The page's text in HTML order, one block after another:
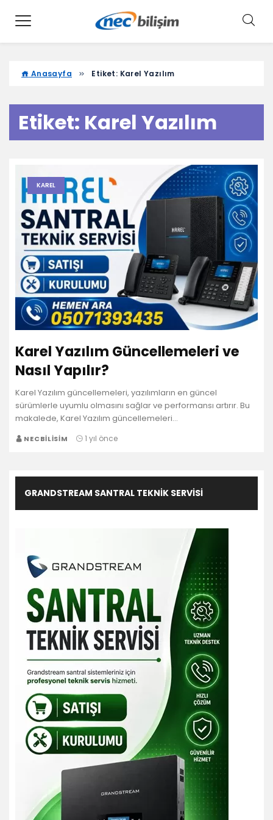
Anasayfa Etiket: Karel Yazılım
Etiket: Karel Yazılım
KAREL
Karel Yazılım Güncellemeleri ve
Nasıl Yapılır?
Karel Yazılım güncellemeleri, yazılımların en güncel
sürümlerle uyumlu olmasını sağlar ve performansı artırır. Bu
makalede, Karel Yazılım güncellemeleri…
NECBILISIM 1 yıl önce
GRANDSTREAM SANTRAL TEKNIK SERVISI